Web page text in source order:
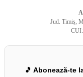
Jud. Timiș,
🎵 Abonează-te